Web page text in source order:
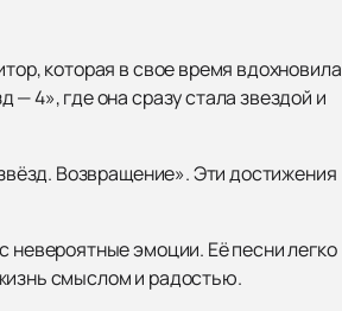
которая в свое время вдохновила
4», где она сразу стала звездой и
Возвращение». Эти достижения
невероятные эмоции. Её песни легко
смыслом и радостью.